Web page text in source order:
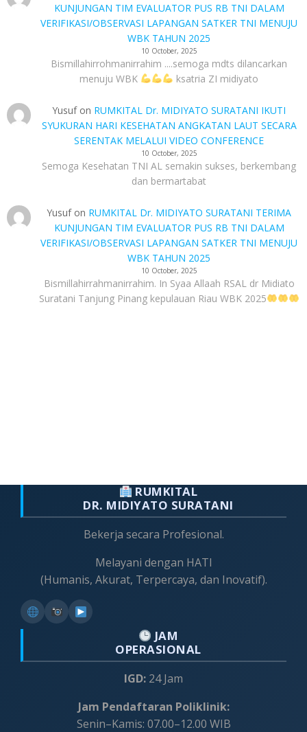
KUNJUNGAN TIM EVALUATOR PUS RB TNI DALAM
VERIFIKASI/OBSERVASI LAPANGAN SATKER TNI MENUJU
WBK TAHUN 2025
10 October, 2025
Bismillahirrohmanirrahim ....semoga mdts dilancarkan
menuju WBK
ksatria ZI midiyato
Yusufon RUMKITAL Dr. MIDIYATO SURATANI IKUTI
SYUKURAN HARI KESEHATAN ANGKATAN LAUT SECARA
SERENTAK MELALUI VIDEO CONFERENCE
10 October, 2025
Semoga Kesehatan TNI AL semakin sukses, berkembang
dan bermartabat
Yusufon RUMKITAL Dr. MIDIYATO SURATANI TERIMA
KUNJUNGAN TIM EVALUATOR PUS RB TNI DALAM
VERIFIKASI/OBSERVASI LAPANGAN SATKER TNI MENUJU
WBK TAHUN 2025
10 October, 2025
Bismillahirrahmanirrahim. In Syaa Allaah RSAL dr Midiato
Suratani Tanjung Pinang kepulauan Riau WBK 2025
RUMKITAL
DR. MIDIYATO SURATANI
Bekerja secara Profesional.
Melayani dengan HATI
(Humanis, Akurat, Terpercaya, dan Inovatif).
JAM
OPERASIONAL
IGD: 24 Jam
Jam Pendaftaran Poliklinik:
Senin–Kamis: 07.00–12.00 WIB